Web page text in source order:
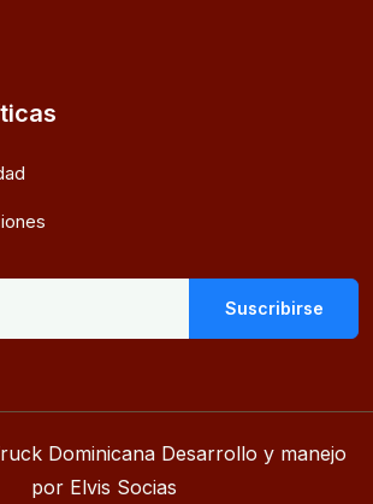
Suscribirse
Dominicana Desarrollo y manejo
por Elvis Socias